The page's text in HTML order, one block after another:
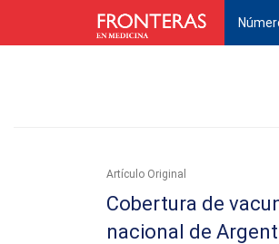
Artí­culo Original
Cobertura de
nacional de